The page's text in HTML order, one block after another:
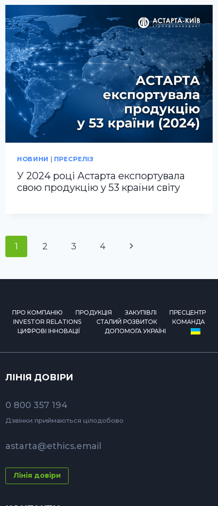
НОВИНИ ПРЕСРЕЛІЗ
У 2024 році Астарта експортувала
свою продукцію у 53 країни світу
Навігація
за
1 2 3 4
Наступна
ПРО КОМПАНІЮ ПРОДУКЦІЯ ЗАКУПІВЛІ
ПРЕСЦЕНТР
INVESTOR RELATIONS
СТАЛИЙ РОЗВИТОК
КОМАНДА
ЦИФРОВІ ІННОВАЦІЇ
ДОПОМОГА УКРАЇНІ
ЛІНІЯ ДОВІРИ
0 800 357 194
Дзвінки приймаються цілодобово
astarta@ethics.email
Лінія довіри